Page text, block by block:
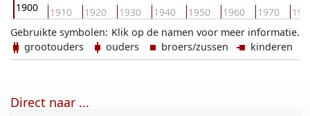
1900 1910 1920 1930 1940 1950 1960 1970
Klik op de namen voor meer informatie.
Gebruikte symbolen:
grootouders
ouders broers/zussen kinderen
Direct naar ...